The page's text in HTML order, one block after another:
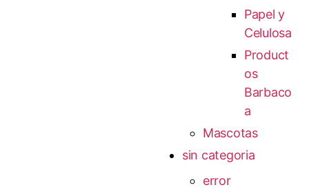
Papel y
Celulosa
Product
os
Barbaco
a
Mascotas
sin categoria
error